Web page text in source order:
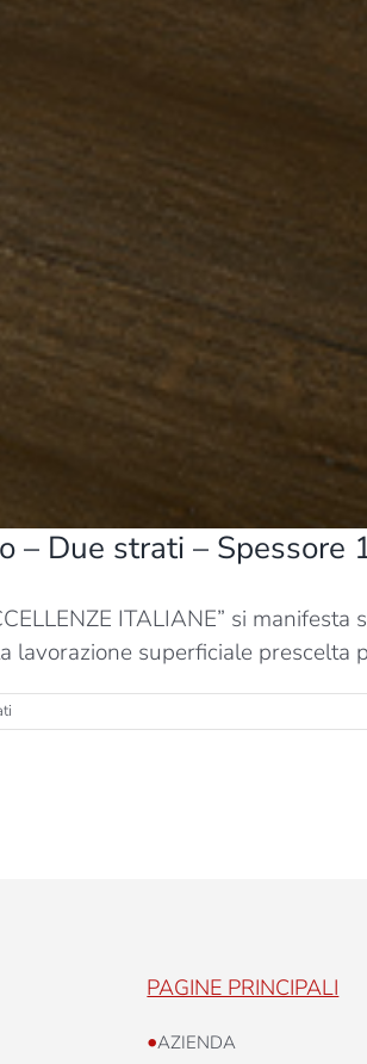
– Due strati – Spessore
ITALIANE” si
superficiale prescelta
Eccellenze
PAGINE PRINCIPALI
•AZIENDA